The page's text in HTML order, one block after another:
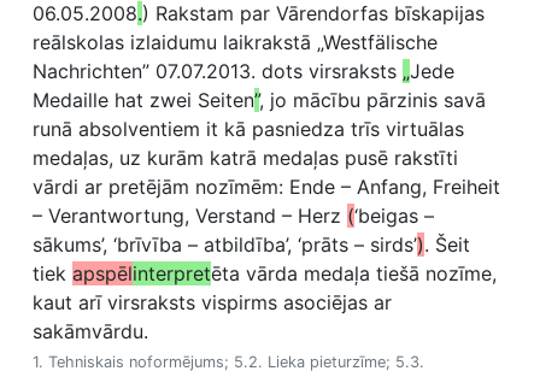
06.05.2008.) Rakstam par Vārendorfas bīskapijas
reālskolas izlaidumu laikrakstā „Westfälische
Nachrichten” 07.07.2013. dots virsraksts „Jede
Medaille hat zwei Seiten”, jo mācību pārzinis savā
runā absolventiem it kā pasniedza trīs virtuālas
medaļas, uz kurām katrā medaļas pusē rakstīti
vārdi ar pretējām nozīmēm: Ende – Anfang, Freiheit
– Verantwortung, Verstand – Herz (‘beigas –
sākums’, ‘brīvība – atbildība’, ‘prāts – sirds’). Šeit
tiek apspēlinterpretēta vārda medaļa tiešā nozīme,
kaut arī virsraksts vispirms asociējas ar
sakāmvārdu.
1. Tehniskais noformējums; 5.2. Lieka pieturzīme; 5.3.